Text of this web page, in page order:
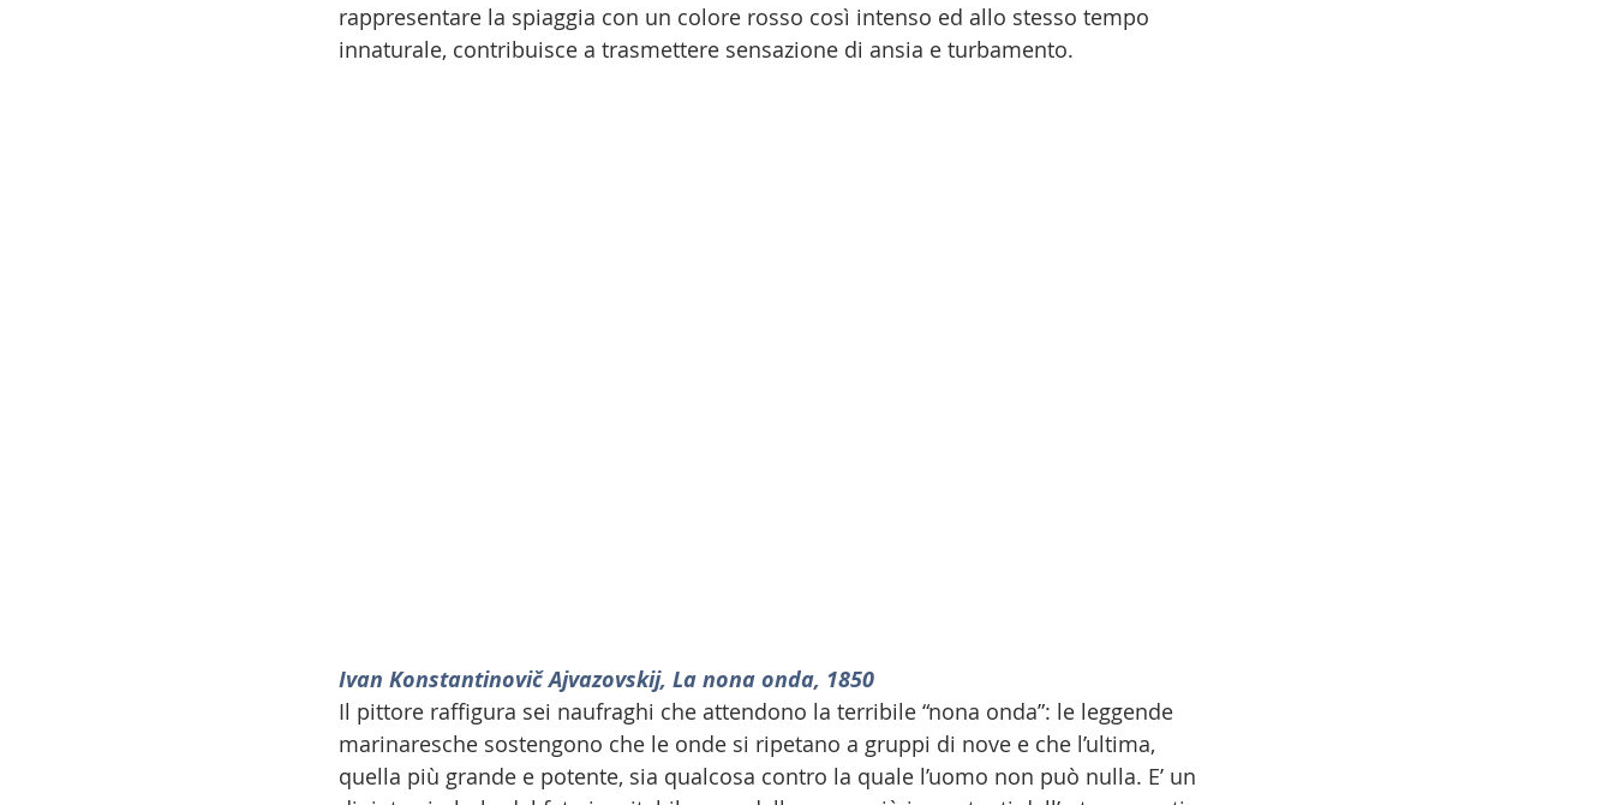
rappresentare la spiaggia con un colore rosso così intenso ed allo stesso tempo
innaturale, contribuisce a trasmettere sensazione di ansia e turbamento.
Ivan Konstantinovič Ajvazovskij, La nona onda, 1850
Il pittore raffigura sei naufraghi che attendono la terribile “nona onda”: le leggende
marinaresche sostengono che le onde si ripetano a gruppi di nove e che l’ultima,
quella più grande e potente, sia qualcosa contro la quale l’uomo non può nulla. E’ un